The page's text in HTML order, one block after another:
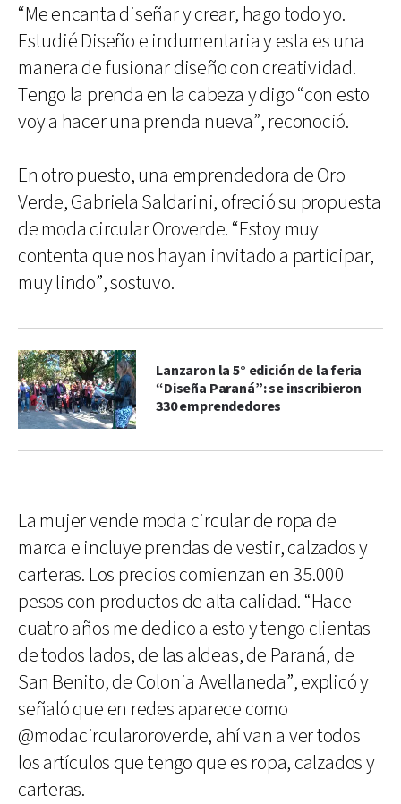
“Me encanta diseñar y crear, hago todo yo.
Estudié Diseño e indumentaria y esta es una
manera de fusionar diseño con creatividad.
Tengo la prenda en la cabeza y digo “con esto
voy a hacer una prenda nueva”, reconoció.
En otro puesto, una emprendedora de Oro
Verde, Gabriela Saldarini, ofreció su propuesta
de moda circular Oroverde. “Estoy muy
contenta que nos hayan invitado a participar,
muy lindo”, sostuvo.
Lanzaron la 5° edición de la feria
“Diseña Paraná”: se inscribieron
330 emprendedores
La mujer vende moda circular de ropa de
marca e incluye prendas de vestir, calzados y
carteras. Los precios comienzan en 35.000
pesos con productos de alta calidad. “Hace
cuatro años me dedico a esto y tengo clientas
de todos lados, de las aldeas, de Paraná, de
San Benito, de Colonia Avellaneda”, explicó y
señaló que en redes aparece como
@modacircularoroverde, ahí van a ver todos
los artículos que tengo que es ropa, calzados y
carteras.